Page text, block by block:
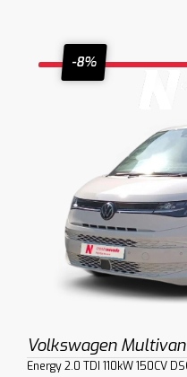
-8%
Volkswagen Multivan
Energy 2.0 TDI 110kW 150CV